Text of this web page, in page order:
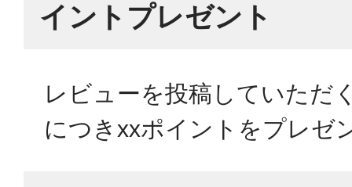
イントプレゼント
レビューを投稿していただ
につきxxポイントをプレゼ